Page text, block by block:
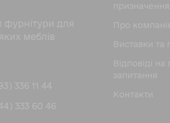
фурнітури для
меблів
Про компанію
Виставки та
Відповіді на
запитання
Контакти
336 11 44
333 60 46